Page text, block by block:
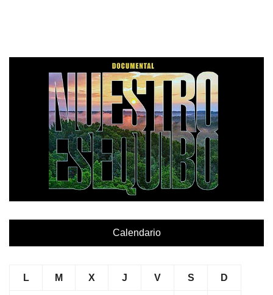
Calendario
L M X J V S D